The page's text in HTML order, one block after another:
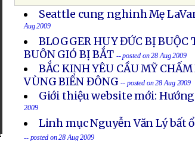
Seattle cung nghinh Mẹ
Aug 2009
BLOGGER HUY ĐỨC BỊ BUỘC
BUÔN GIÓ BỊ BẮT -- posted on 28 Aug 2009
BẮC KINH YÊU CẦU MỸ
VÙNG BIỂN ĐÔNG -- posted on 28 Aug 2009
Giới thiệu website mới:
2009
Linh mục Nguyễn Văn Lý bất
-- posted on 28 Aug 2009